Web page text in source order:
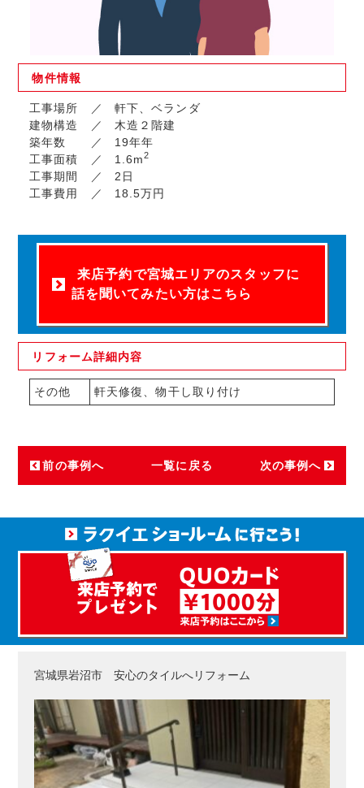
物件情報
工事場所
軒下、ベランダ
建物構造
木造２階建
築年数
19年年
工事面積
1.6m2
工事期間
2日
工事費用
18.5万円
来店予約で宮城エリアのスタッフに
話を聞いてみたい方はこちら
リフォーム詳細内容
その他 軒天修復、物干し取り付け
前の事例へ 一覧に戻る 次の事例へ
宮城県岩沼市 安心のタイルへリフォーム